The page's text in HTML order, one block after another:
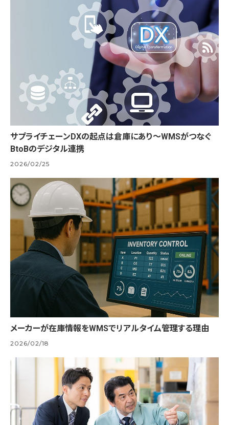
サプライチェーンDXの起点は倉庫にあり～WMSがつなぐ
BtoBのデジタル連携
2026/02/25
メーカーが在庫情報をWMSでリアルタイム管理する理由
2026/02/18